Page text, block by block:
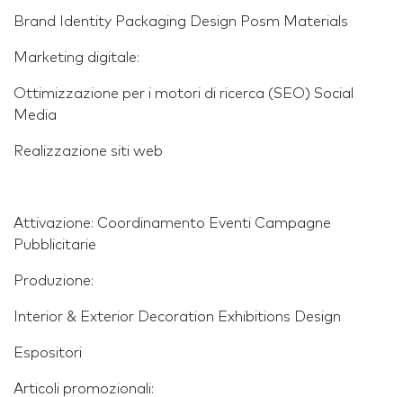
Brand Identity Packaging Design Posm Materials
Marketing digitale:
Ottimizzazione per i motori di ricerca (SEO) Social
Media
Realizzazione siti web
Attivazione: Coordinamento Eventi Campagne
Pubblicitarie
Produzione:
Interior & Exterior Decoration Exhibitions Design
Espositori
Articoli promozionali: